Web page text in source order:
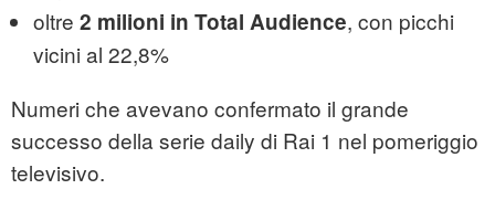
oltre 2 milioni in Total Audience, con picchi
vicini al 22,8%
Numeri che avevano confermato il grande
successo della serie daily di Rai 1 nel pomeriggio
televisivo.